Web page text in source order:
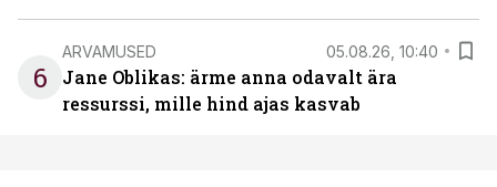
6
ARVAMUSED 05.08.26, 10:40
Jane Oblikas: ärme anna odavalt ära
ressurssi, mille hind ajas kasvab